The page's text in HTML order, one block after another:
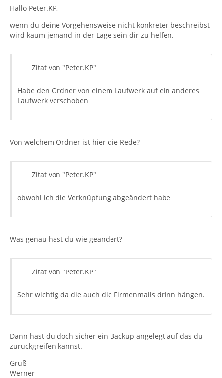
Hallo Peter.KP,
wenn du deine Vorgehensweise nicht konkreter beschreibst
wird kaum jemand in der Lage sein dir zu helfen.
Zitat von "Peter.KP"
Habe den Ordner von einem Laufwerk auf ein anderes
Laufwerk verschoben
Von welchem Ordner ist hier die Rede?
Zitat von "Peter.KP"
obwohl ich die Verknüpfung abgeändert habe
Was genau hast du wie geändert?
Zitat von "Peter.KP"
Sehr wichtig da die auch die Firmenmails drinn hängen.
Dann hast du doch sicher ein Backup angelegt auf das du
zurückgreifen kannst.
Gruß
Werner